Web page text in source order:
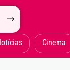
Cinema